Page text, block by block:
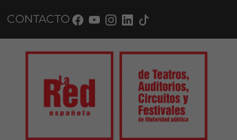
CONTACTO